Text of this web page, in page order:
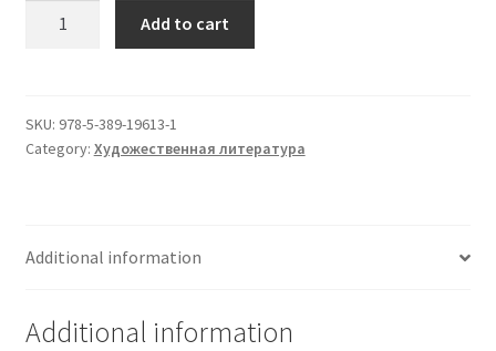
quantity
Add to cart
SKU: 978-5-389-19613-1
Category: Художественная литература
Additional information
Additional information